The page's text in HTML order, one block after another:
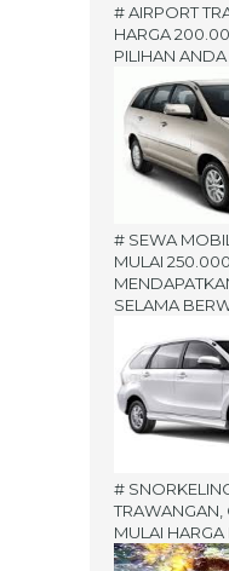
# AIRPORT
HARGA
PILIHAN ANDA
# SEWA
MULAI
SELAMA
#
TRAWANGAN,
MULAI